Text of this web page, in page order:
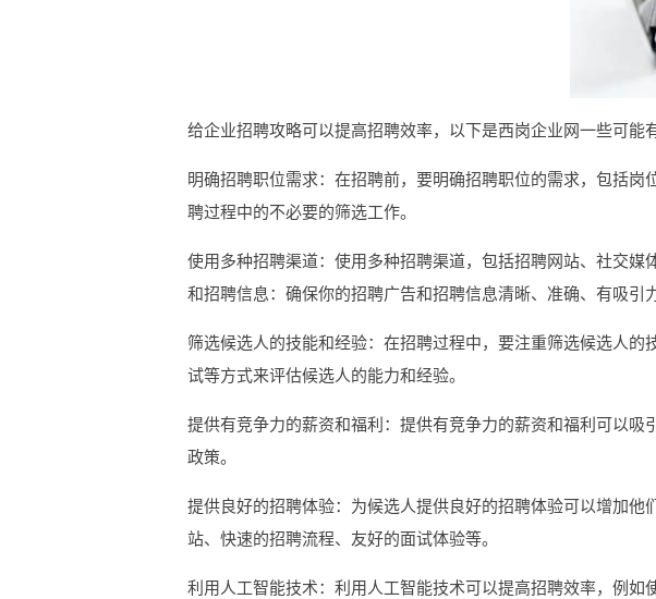
给企业招聘攻略可以提高招聘效率，以下是西岗企业网一些可能
明确招聘职位需求：在招聘前，要明确招聘职位的需求，包括
聘过程中的不必要的筛选工作。
使用多种招聘渠道：使用多种招聘渠道，包括招聘网站、社交
和招聘信息：确保你的招聘广告和招聘信息清晰、准确、有吸引
筛选候选人的技能和经验：在招聘过程中，要注重筛选候选人
试等方式来评估候选人的能力和经验。
提供有竞争力的薪资和福利：提供有竞争力的薪资和福利可以
政策。
提供良好的招聘体验：为候选人提供良好的招聘体验可以增加
站、快速的招聘流程、友好的面试体验等。
利用人工智能技术：利用人工智能技术可以提高招聘效率，例如